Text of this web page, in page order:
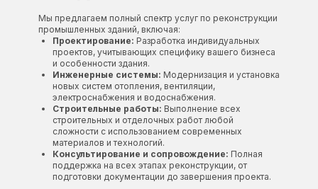
Мы предлагаем полный спектр услуг по реконструкции
промышленных зданий, включая:
Проектирование: Разработка индивидуальных
проектов, учитывающих специфику вашего бизнеса
и особенности здания.
Инженерные системы: Модернизация и установка
новых систем отопления, вентиляции,
электроснабжения и водоснабжения.
Строительные работы: Выполнение всех
строительных и отделочных работ любой
сложности с использованием современных
материалов и технологий.
Консультирование и сопровождение: Полная
поддержка на всех этапах реконструкции, от
подготовки документации до завершения проекта.